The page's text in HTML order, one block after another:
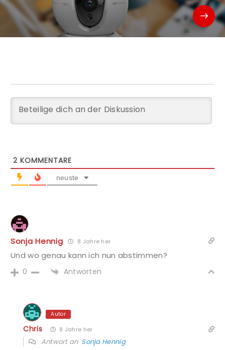
2 KOMMENTARE
neuste
Sonja Hennig 8 Jahre her
Und wo genau kann ich nun abstimmen?
0 Antworten
Autor
Chris 8 Jahre her
Antwort an Sonja Hennig